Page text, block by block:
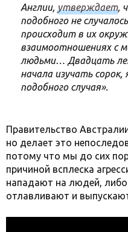
Англии, утверждает,
подобного не
происходит в их
взаимоотношениях с
людьми… Двадцать
начала изучать сорок,
подобного случая».
Правительство
но делает это
потому что мы до сих
причиной всплеска
нападают на людей,
отлавливают и